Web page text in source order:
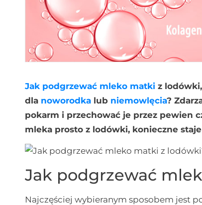
Jak podgrzewać mleko matki z
dla noworodka lub niemowlęcia?
pokarm i przechować je przez pewien
mleka prosto z lodówki, konieczne
Jak podgrzewać
Najczęściej wybieranym sposobem jest